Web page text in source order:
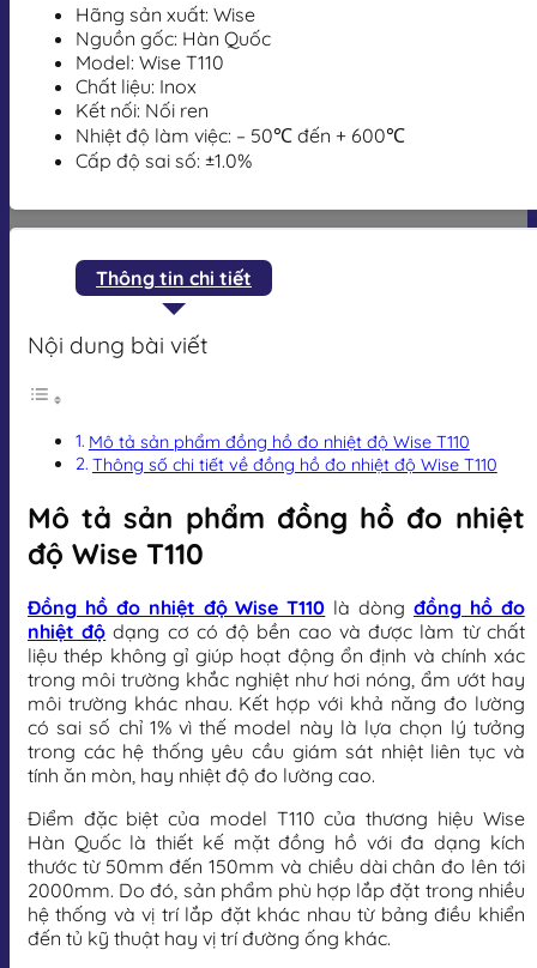
Hãng sản xuất: Wise
Nguồn gốc: Hàn Quốc
Model: Wise T110
Chất liệu: Inox
Kết nối: Nối ren
Nhiệt độ làm việc: – 50℃ đến + 600℃
Cấp độ sai số: ±1.0%
Thông tin chi tiết
Nội dung bài viết
Mô tả sản phẩm đồng hồ đo nhiệt độ Wise T110
Thông số chi tiết về đồng hồ đo nhiệt độ Wise T110
Mô tả sản phẩm đồng hồ đo nhiệt
độ Wise T110
Đồng hồ đo nhiệt độ Wise T110 là dòng đồng hồ đo
nhiệt độ dạng cơ có độ bền cao và được làm từ chất
liệu thép không gỉ giúp hoạt động ổn định và chính xác
trong môi trường khắc nghiệt như hơi nóng, ẩm ướt hay
môi trường khác nhau. Kết hợp với khả năng đo lường
có sai số chỉ 1% vì thế model này là lựa chọn lý tưởng
trong các hệ thống yêu cầu giám sát nhiệt liên tục và
tính ăn mòn, hay nhiệt độ đo lường cao.
Điểm đặc biệt của model T110 của thương hiệu Wise
Hàn Quốc là thiết kế mặt đồng hồ với đa dạng kích
thước từ 50mm đến 150mm và chiều dài chân đo lên tới
2000mm. Do đó, sản phẩm phù hợp lắp đặt trong nhiều
hệ thống và vị trí lắp đặt khác nhau từ bảng điều khiển
đến tủ kỹ thuật hay vị trí đường ống khác.